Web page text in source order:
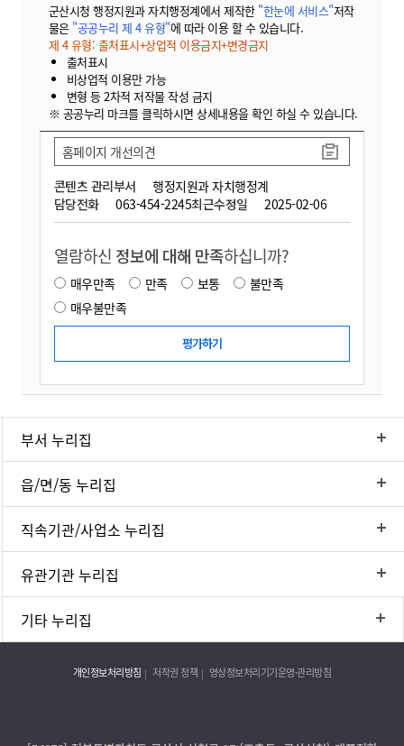
군산시청 행정지원과 자치행정계에서 제작한 "한눈에 서비스"저작
물은 "공공누리 제 4 유형"에 따라 이용 할 수 있습니다.
제 4 유형: 출처표시+상업적 이용금지+변경금지
출처표시
비상업적 이용만 가능
변형 등 2차적 저작물 작성 금지
※ 공공누리 마크를 클릭하시면 상세내용을 확인 하실 수 있습니다.
콘텐츠 관리부서
행정지원과 자치행정계
담당전화
063-454-2245최근수정일 2025-02-06
홈페이지 개선의견
열람하신 정보에 대해 만족하십니까?
매우만족 만족 보통
불만족
매우불만족
부서 누리집
읍/면/동 누리집
직속기관/사업소 누리집
유관기관 누리집
기타 누리집
개인정보처리방침 저작권 정책 영상정보처리기기운영·관리방침